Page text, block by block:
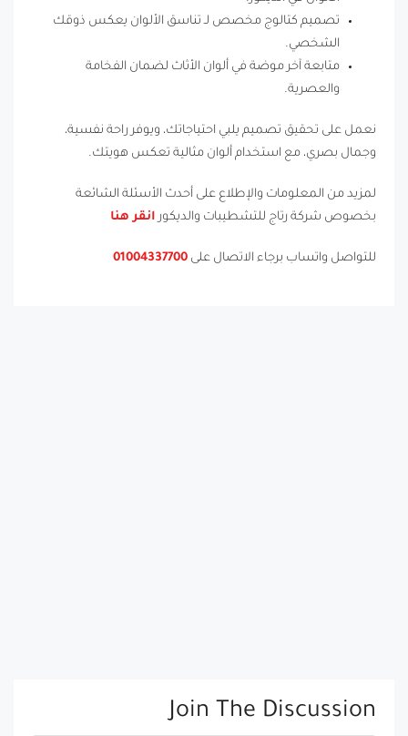
تصميم كتالوج مخصص لـ تناسق الألوان يعكس ذوقك
الشخصي.
متابعة آخر موضة في ألوان الأثاث لضمان الفخامة
والعصرية.
نعمل على تحقيق تصميم يلبي احتياجاتك، ويوفر راحة نفسية،
وجمال بصري، مع استخدام ألوان مثالية تعكس هويتك.
لمزيد من المعلومات والإطلاع على أحدث الأسئلة الشائعة
بخصوص شركة رتاج للتشطيبات والديكور انقر هنا
للتواصل واتساب برجاء الاتصال على 01004337700
Join The Discussion